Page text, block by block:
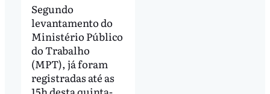
Segundo
levantamento do
Ministério Público
do Trabalho
(MPT), já foram
registradas até as